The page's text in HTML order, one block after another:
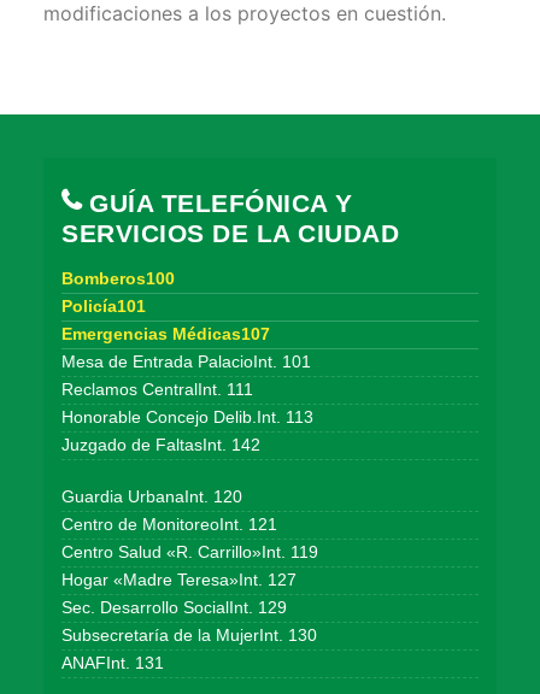
modificaciones a los proyectos en cuestión.
GUÍA TELEFÓNICA Y
SERVICIOS DE LA CIUDAD
Bomberos100
Policía101
Emergencias Médicas107
Mesa de Entrada PalacioInt. 101
Reclamos CentralInt. 111
Honorable Concejo Delib.Int. 113
Juzgado de FaltasInt. 142
Guardia UrbanaInt. 120
Centro de MonitoreoInt. 121
Centro Salud «R. Carrillo»Int. 119
Hogar «Madre Teresa»Int. 127
Sec. Desarrollo SocialInt. 129
Subsecretaría de la MujerInt. 130
ANAFInt. 131